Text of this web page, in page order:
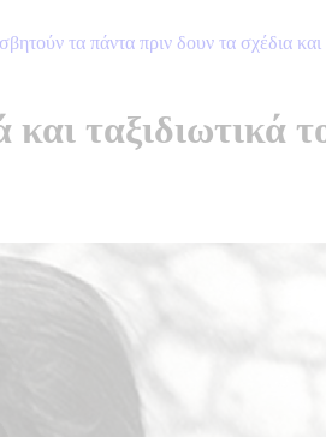
τα πάντα πριν δουν τα σχέδια και
ταξιδιωτικά